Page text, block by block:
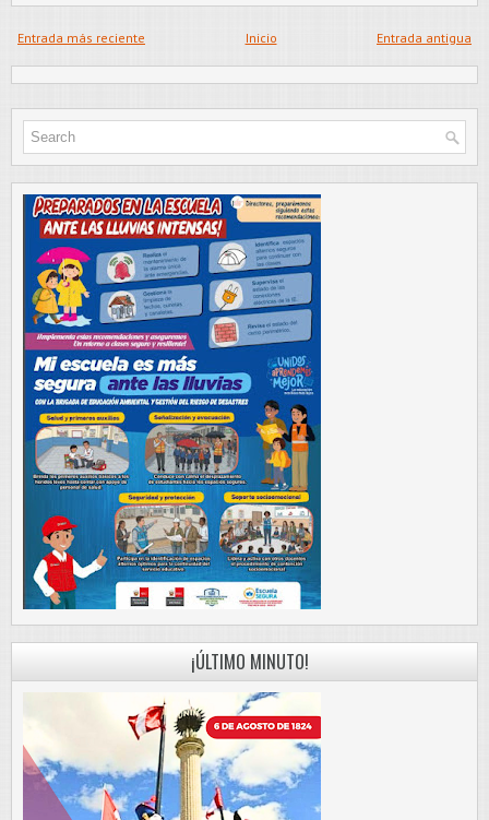
Entrada más reciente Entrada antigua
Inicio
¡ÚLTIMO MINUTO!